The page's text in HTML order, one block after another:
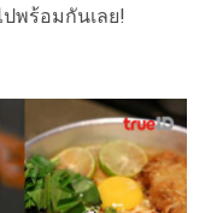
พร้อมกันเลย!